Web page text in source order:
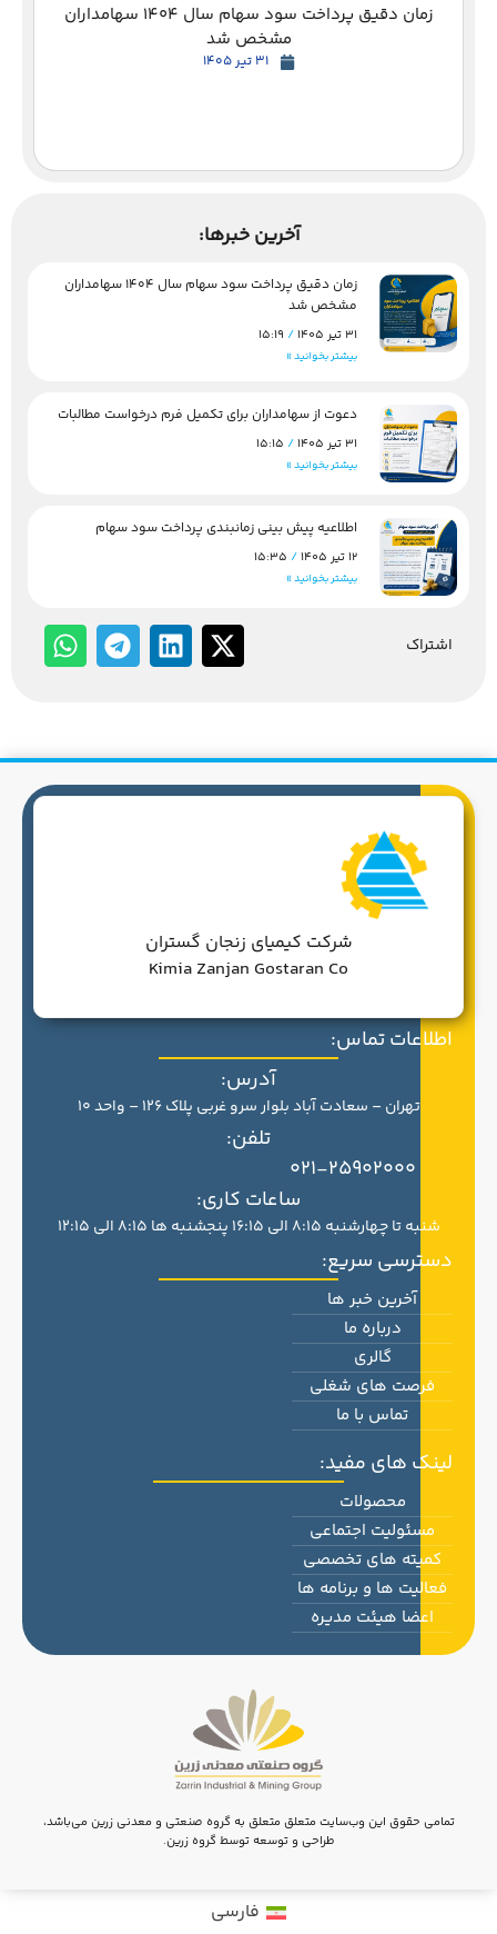
زمان دقیق پرداخت سود سهام سال 1404 سهامداران
مشخص شد
31 تیر 1405
اشتراک
آخرین خبرها:
زمان دقیق پرداخت سود سهام سال 1404 سهامداران
مشخص شد
31 تیر 1405
بیشتر بخوانید »
دعوت از سهامداران برای تکمیل فرم درخواست مطالبات
31 تیر 1405
بیشتر بخوانید »
اطلاعیه پیش بینی زمانبندی پرداخت سود سهام
12 تیر 1405
بیشتر بخوانید »
اطلاعات تماس:
آدرس:
تهران – سعادت آباد بلوار سرو غربی پلاک 126 – واحد 10
تلفن:
021-25902000
ساعات کاری:
شنبه تا چهارشنبه 8:15 الی 16:15 پنجشنبه ها 8:15 الی 12:15
دسترسی سریع:
آخرین خبر ها
درباره ما
گالری
فرصت های شغلی
تماس با ما
لینک های مفید:
محصولات
مسئولیت اجتماعی
کمیته های تخصصی
فعالیت ها و برنامه ها
اعضا هیئت مدیره
شرکت کیمیای زنجان گستران
Kimia Zanjan Gostaran Co
تمامی حقوق این وب‌سایت متعلق متعلق به گروه صنعتی و معدنی زرین می‌باشد،
طراحی و توسعه توسط گروه زرین.
فارسی